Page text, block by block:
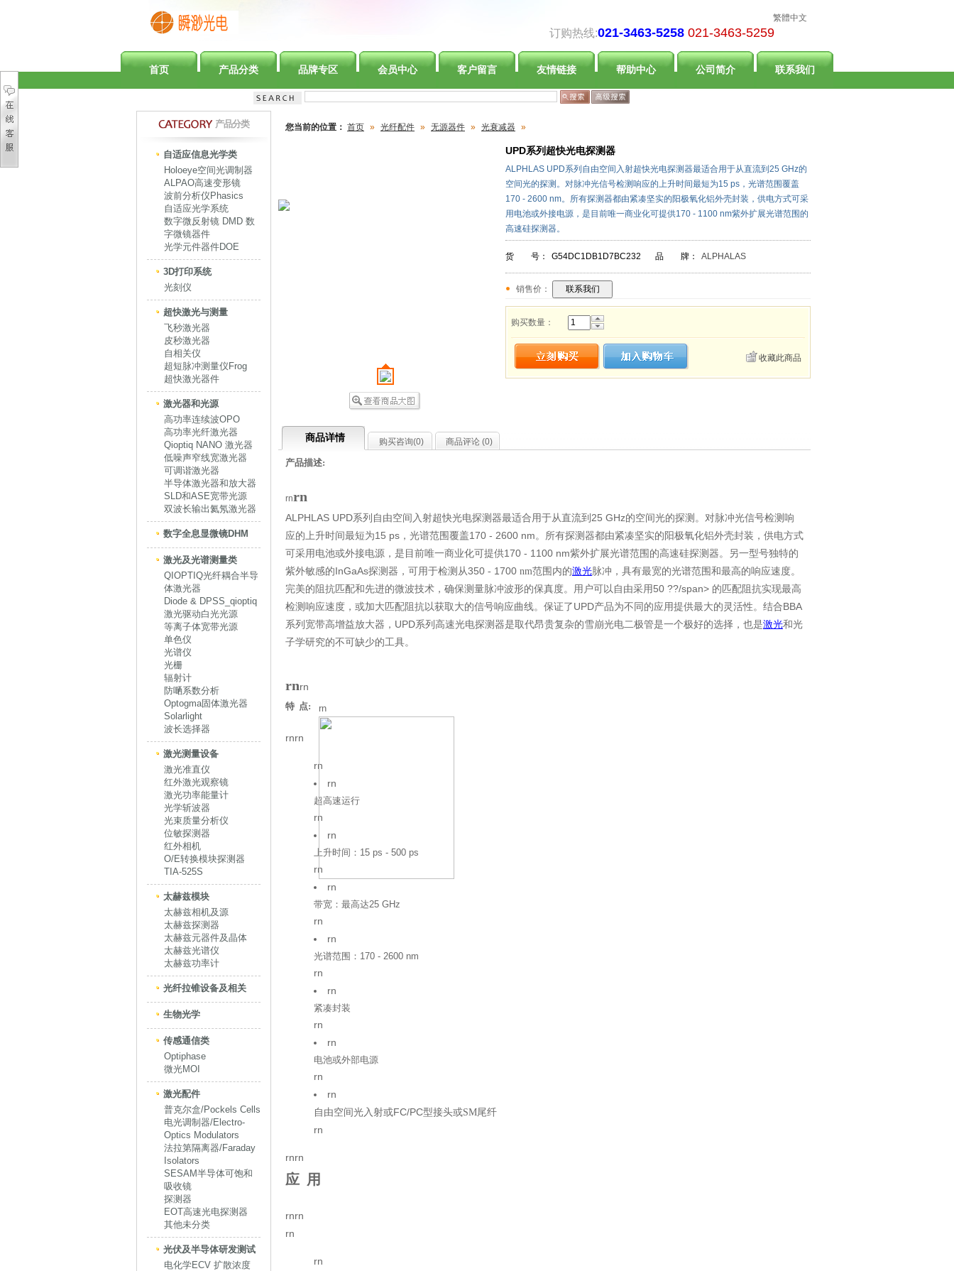
繁體中文
订购热线:021-3463-5258 021-3463-5259
首页 产品分类 品牌专区 会员中心 客户留言 友情链接 帮助中心 公司简介 联系我们
产品分类
自适应信息光学类
Holoeye空间光调制器
ALPAO高速变形镜
波前分析仪Phasics
自适应光学系统
数字微反射镜 DMD 数
字微镜器件
光学元件器件DOE
3D打印系统
光刻仪
超快激光与测量
飞秒激光器
皮秒激光器
自相关仪
超短脉冲测量仪Frog
超快激光器件
激光器和光源
高功率连续波OPO
高功率光纤激光器
Qioptiq NANO 激光器
低噪声窄线宽激光器
可调谐激光器
半导体激光器和放大器
SLD和ASE宽带光源
双波长输出氦氖激光器
数字全息显微镜DHM
激光及光谱测量类
QIOPTIQ光纤耦合半导
体激光器
Diode & DPSS_qioptiq
激光驱动白光光源
等离子体宽带光源
单色仪
光谱仪
光栅
辐射计
防嗮系数分析
Optogma固体激光器
Solarlight
波长选择器
激光测量设备
激光准直仪
红外激光观察镜
激光功率能量计
光学斩波器
光束质量分析仪
位敏探测器
红外相机
O/E转换模块探测器
TIA-525S
太赫兹模块
太赫兹相机及源
太赫兹探测器
太赫兹元器件及晶体
太赫兹光谱仪
太赫兹功率计
光纤拉锥设备及相关
生物光学
传感通信类
Optiphase
微光MOI
激光配件
普克尔盒/Pockels Cells
电光调制器/Electro-
Optics Modulators
法拉第隔离器/Faraday
Isolators
SESAM半导体可饱和
吸收镜
探测器
EOT高速光电探测器
其他未分类
光伏及半导体研发测试
电化学ECV 扩散浓度
您当前的位置： 首页 » 光纤配件 » 无源器件 » 光衰减器 »
UPD系列超快光电探测器
ALPHLAS UPD系列自由空间入射超快光电探测器最适合用于从直流到25 GHz的
空间光的探测。对脉冲光信号检测响应的上升时间最短为15 ps，光谱范围覆盖
170 - 2600 nm。所有探测器都由紧凑坚实的阳极氧化铝外壳封装，供电方式可采
用电池或外接电源，是目前唯一商业化可提供170 - 1100 nm紫外扩展光谱范围的
高速硅探测器。
货 号： G54DC1DB1D7BC232 品 牌： ALPHALAS
销售价：
购买数量：
收藏此商品
商品详情 购买咨询(0) 商品评论 (0)
产品描述:
rnrn
ALPHLAS UPD系列自由空间入射超快光电探测器最适合用于从直流到 25 GHz的空间光的探测 。 对脉冲光信号检测 响
应的 上升时间最短为15 ps ，光谱范围覆盖170 - 2600 nm。所有探测器都由紧凑坚实的 阳极氧化铝外壳封装，供电方式
可采用电池或外接电源 ， 是 目前唯一商业化可提供170 - 1100 nm紫外扩展光谱范围 的高速硅探测器。另一型号独特的
紫外敏感的InGaAs探测器，可用于检测从350 - 1700 nm范围内的激光脉冲，具有最宽的光谱范围和最高的响应速度。
完美的阻抗匹配和先进的微波技术，确保测量脉冲波形的保真度。用户可以自由采用50 ??/span> 的匹配阻抗实现最高
检测响应速度 ， 或加大匹配阻抗以获取 大的信号响应曲线。保证了UPD产品为不同的应用提供最大的灵活性。结合BBA
系列宽带高增益放大器， UPD系列高速光电探测器是取代昂贵复杂的雪崩光电二极管是一个极好的选择 ，也是激光和光
子学研究的不可缺少的工具。
rnrn
rn
特 点:
rnrn
rn
rn
超高速运行
rn
rn
上升时间： 15 ps - 500 ps
rn
rn
带宽：最高达25 GHz
rn
rn
光谱范围： 170 - 2600 nm
rn
rn
紧凑封装
rn
rn
电池或外部电源
rn
rn
自由空间光入射或FC/PC型接头或SM尾纤
rn
rnrn
应 用
rnrn
rn
rn